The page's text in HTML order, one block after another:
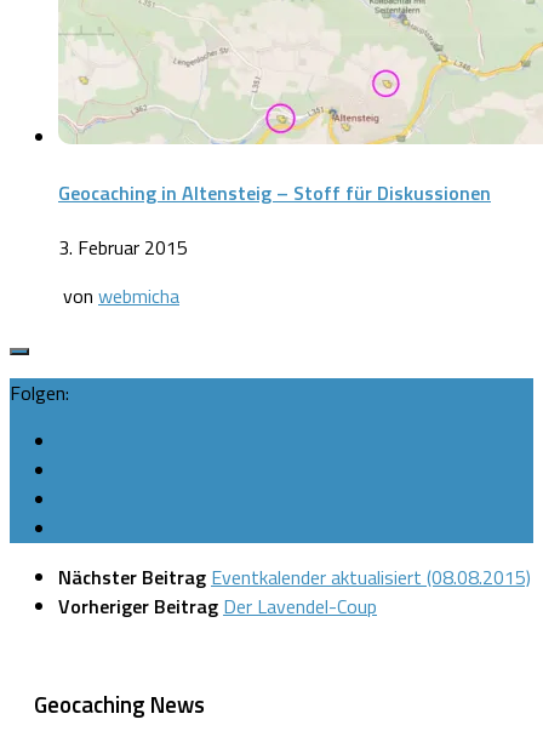
Geocaching in Altensteig – Stoff für Diskussionen
3. Februar 2015
von webmicha
Folgen:
Nächster Beitrag Eventkalender aktualisiert (08.08.2015)
Vorheriger Beitrag Der Lavendel-Coup
Geocaching News